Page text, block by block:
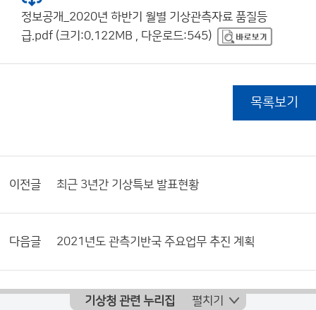
정보공개_2020년 하반기 월별 기상관측자료 품질등
급.pdf (크기:0.122MB , 다운로드:545)
목록보기
이전글 최근 3년간 기상특보 발표현황
다음글 2021년도 관측기반국 주요업무 추진 계획
기상청 관련 누리집 펼치기